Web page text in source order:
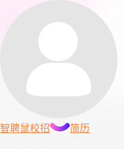
智聘鼠校招 简历